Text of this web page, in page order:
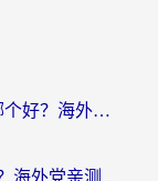
雷神手游和sixfast哪个好？海外党亲测3款回国加速器，教你选对不踩坑
穿梭和快喵好用吗？海外党亲测：小众加速器对比+番茄加速器深度体验